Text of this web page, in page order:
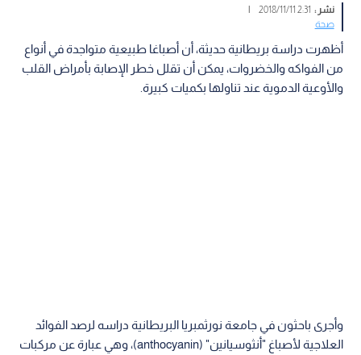
نشر : 2:31 2018/11/11
|
صحة
أظهرت دراسة بريطانية حديثة، أن أصباغا طبيعية متواجدة في أنواع
من الفواكه والخضروات، يمكن أن تقلل خطر الإصابة بأمراض القلب
والأوعية الدموية عند تناولها بكميات كبيرة.
وأجرى باحثون في جامعة نورثمبريا البريطانية دراسه لرصد الفوائد
العلاجية لأصباغ "أنثوسيانين" (anthocyanin)، وهي عبارة عن مركبات